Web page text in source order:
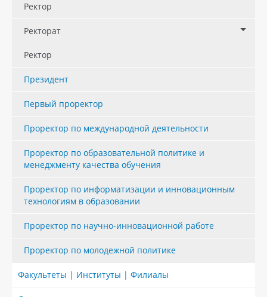
Ректор
Ректорат
Ректор
Президент
Первый проректор
Проректор по международной деятельности
Проректор по образовательной политике и
менеджменту качества обучения
Проректор по информатизации и инновационным
технологиям в образовании
Проректор по научно-инновационной работе
Проректор по молодежной политике
Факультеты | Институты | Филиалы